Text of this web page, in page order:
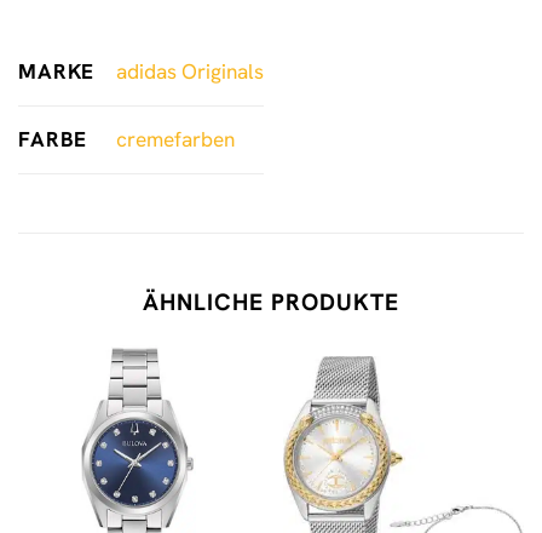
MARKE adidas Originals
FARBE cremefarben
ÄHNLICHE PRODUKTE